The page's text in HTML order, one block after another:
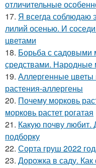
отличительные
17. Я всегда соблюдаю
лилий осенью. И
цветами
18. Борьба с
средствами.
19. Аллергенные цветы
растения-аллергены
20. Почему морковь
морковь растет рогатая
21. Какую почву любит.
подборку
22. Сорта груш 2022
23. Дорожка в саду.